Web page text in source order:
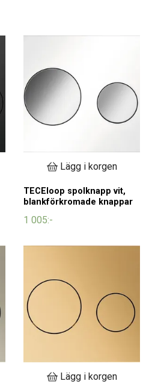
Lägg i korgen
TECEloop spolknapp vit,
blankförkromade knappar
1 005:-
Lägg i korgen